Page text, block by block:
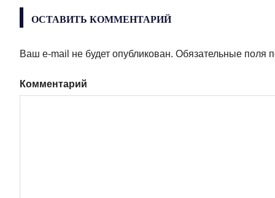
ОСТАВИТЬ КОММЕНТАРИЙ
Ваш e-mail не будет опубликован. Обязательные поля
Комментарий